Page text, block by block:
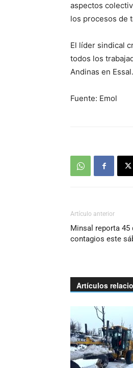
aspectos
los procesos de
El líder sindical
todos los
Andinas en Essal.
Fuente: Emol
Artículo anterior
Minsal reporta 45
contagios este
Artículos